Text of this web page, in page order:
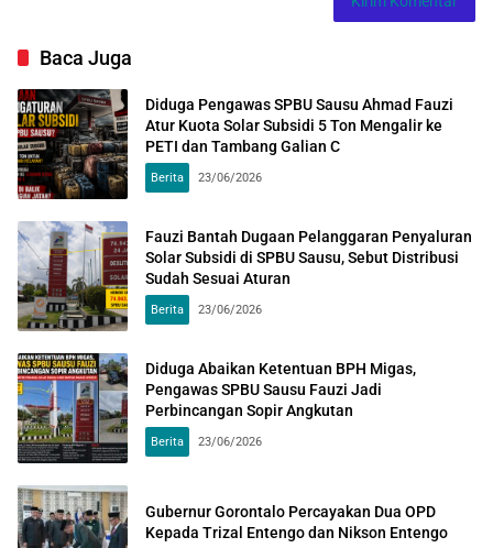
Baca Juga
Diduga Pengawas SPBU Sausu Ahmad Fauzi
Atur Kuota Solar Subsidi 5 Ton Mengalir ke
PETI dan Tambang Galian C
Berita 23/06/2026
Fauzi Bantah Dugaan Pelanggaran Penyaluran
Solar Subsidi di SPBU Sausu, Sebut Distribusi
Sudah Sesuai Aturan
Berita 23/06/2026
Diduga Abaikan Ketentuan BPH Migas,
Pengawas SPBU Sausu Fauzi Jadi
Perbincangan Sopir Angkutan
Berita 23/06/2026
Gubernur Gorontalo Percayakan Dua OPD
Kepada Trizal Entengo dan Nikson Entengo